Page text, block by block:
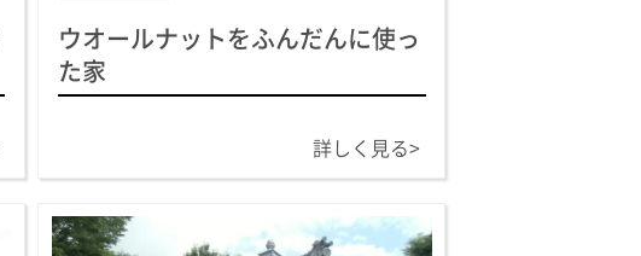
ウオールナットをふんだんに使っ
た家
詳しく見る>